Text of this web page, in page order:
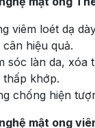
viêm loét dạ
hiệu quả.
sóc làn da, xóa
thấp khớp.
chống hiện
mật ong